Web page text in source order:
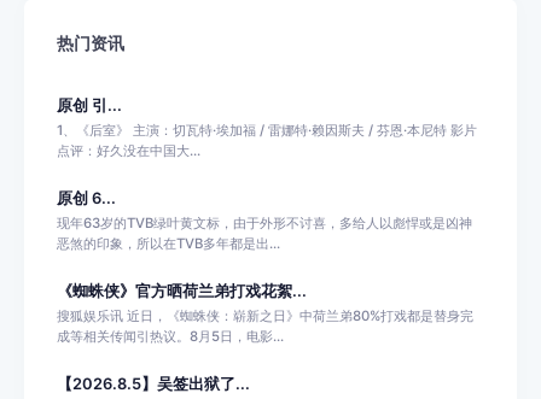
热门资讯
原创 引...
1、《后室》 主演：切瓦特·埃加福 / 雷娜特·赖因斯夫 / 芬恩·本尼特 影片
点评：好久没在中国大...
原创 6...
现年63岁的TVB绿叶黄文标，由于外形不讨喜，多给人以彪悍或是凶神
恶煞的印象，所以在TVB多年都是出...
《蜘蛛侠》官方晒荷兰弟打戏花絮...
搜狐娱乐讯 近日，《蜘蛛侠：崭新之日》中荷兰弟80%打戏都是替身完
成等相关传闻引热议。8月5日，电影...
【2026.8.5】吴签出狱了...